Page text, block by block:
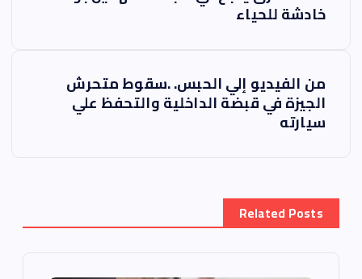
م
ق
خادشة للحياء
من الفيديو إلي الحبس. .سقوط متحرش
الجيزة في قبضة الداخلية والتحفظ علي
سيارته
Related Posts